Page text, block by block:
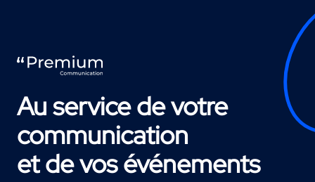
Au service de votre
communication
et de vos événements